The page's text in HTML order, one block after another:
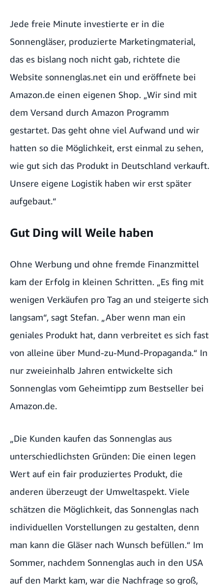
Jede freie Minute investierte er in die
Sonnengläser, produzierte Marketingmaterial,
das es bislang noch nicht gab, richtete die
Website sonnenglas.net ein und eröffnete bei
Amazon.de einen eigenen Shop. „Wir sind mit
dem Versand durch Amazon Programm
gestartet. Das geht ohne viel Aufwand und wir
hatten so die Möglichkeit, erst einmal zu sehen,
wie gut sich das Produkt in Deutschland verkauft.
Unsere eigene Logistik haben wir erst später
aufgebaut.“
Gut Ding will Weile haben
Ohne Werbung und ohne fremde Finanzmittel
kam der Erfolg in kleinen Schritten. „Es fing mit
wenigen Verkäufen pro Tag an und steigerte sich
langsam“, sagt Stefan. „Aber wenn man ein
geniales Produkt hat, dann verbreitet es sich fast
von alleine über Mund-zu-Mund-Propaganda.“ In
nur zweieinhalb Jahren entwickelte sich
Sonnenglas vom Geheimtipp zum Bestseller bei
Amazon.de.
„Die Kunden kaufen das Sonnenglas aus
unterschiedlichsten Gründen: Die einen legen
Wert auf ein fair produziertes Produkt, die
anderen überzeugt der Umweltaspekt. Viele
schätzen die Möglichkeit, das Sonnenglas nach
individuellen Vorstellungen zu gestalten, denn
man kann die Gläser nach Wunsch befüllen.“ Im
Sommer, nachdem Sonnenglas auch in den USA
auf den Markt kam, war die Nachfrage so groß,